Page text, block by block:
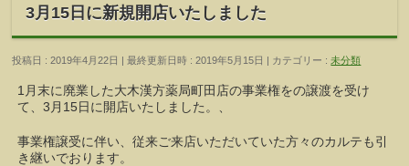
3月15日に新規開店いたしました
投稿日 : 2019年4月22日 最終更新日時 : 2019年5月15日 カテゴリー :未分類
1月末に廃業した大木漢方薬局町田店の事業権をの譲渡を受け
て、3月15日に開店いたしました。、
事業権譲受に伴い、従来ご来店いただいていた方々のカルテも引
き継いでおります。